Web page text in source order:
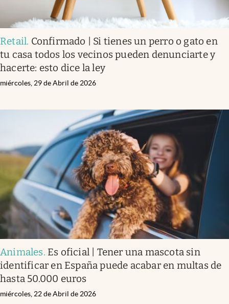
Retail. Confirmado | Si tienes un perro o gato en
tu casa todos los vecinos pueden denunciarte y
hacerte: esto dice la ley
miércoles, 29 de Abril de 2026
Animales. Es oficial | Tener una mascota sin
identificar en España puede acabar en multas de
hasta 50.000 euros
miércoles, 22 de Abril de 2026